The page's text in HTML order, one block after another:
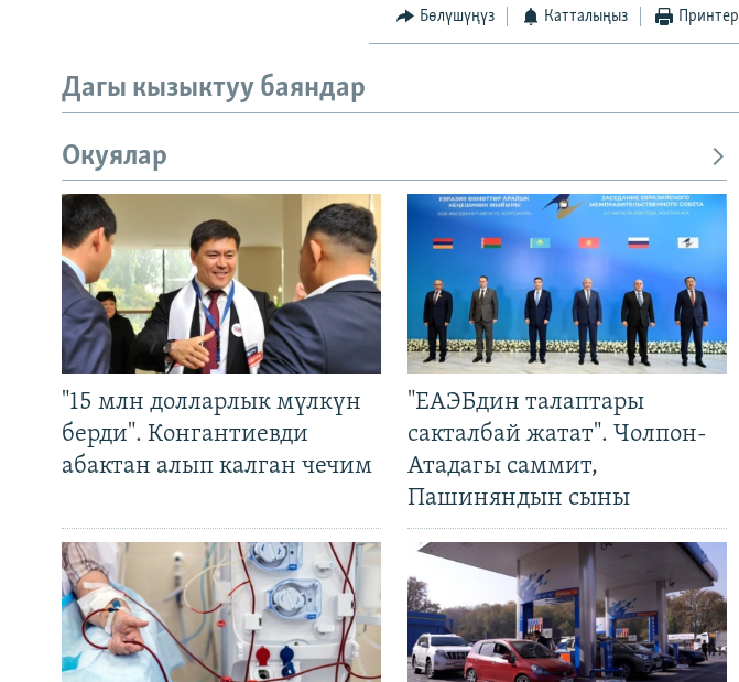
Бөлүшүңүз Катталыңыз Принтер
Дагы кызыктуу баяндар
Окуялар
"15 млн долларлык мүлкүн
берди". Конгантиевди
абактан алып калган чечим
"ЕАЭБдин талаптары
сакталбай жатат". Чолпон-
Атадагы саммит,
Пашиняндын сыны